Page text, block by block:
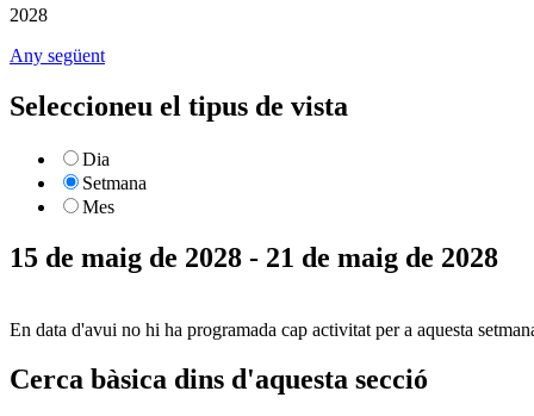
2028
Any següent
Seleccioneu el tipus de vista
Dia
Setmana
Mes
15 de maig de 2028 - 21 de maig de 2028
En data d'avui no hi ha programada cap activitat per a aquesta
Cerca bàsica dins d'aquesta secció